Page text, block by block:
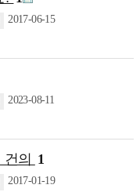
2017-06-15
2023-08-11
의 1
2017-01-19